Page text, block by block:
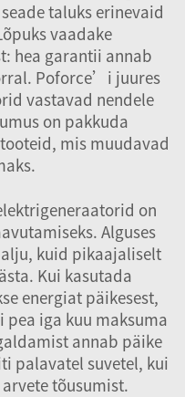
taluks erinevaid
vaadake
hea garantii annab
Poforce’i juures
vastavad nendele
on pakkuda
mis muudavad
on
Alguses
kuid pikaajaliselt
Kui kasutada
energiat päikesest,
pea iga kuu maksuma
annab päike
palavatel suvetel, kui
tõusumist.